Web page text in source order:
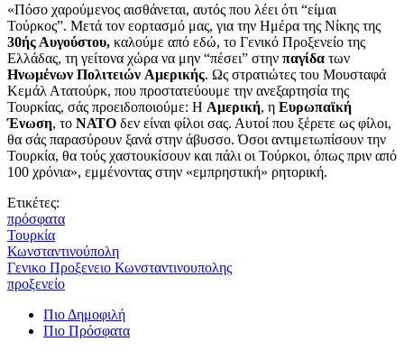
«Πόσο χαρούμενος αισθάνεται, αυτός που λέει ότι “είμαι
Τούρκος”. Μετά τον εορτασμό μας, για την Ημέρα της Νίκης της
30ής Αυγούστου, καλούμε από εδώ, το Γενικό Προξενείο της
Ελλάδας, τη γείτονα χώρα να μην “πέσει” στην παγίδα των
Ηνωμένων Πολιτειών Αμερικής. Ως στρατιώτες του Μουσταφά
Κεμάλ Ατατούρκ, που προστατεύουμε την ανεξαρτησία της
Τουρκίας, σάς προειδοποιούμε: Η Αμερική, η Ευρωπαϊκή
Ένωση, το ΝΑΤΟ δεν είναι φίλοι σας. Αυτοί που ξέρετε ως φίλοι,
θα σάς παρασύρουν ξανά στην άβυσσο. Όσοι αντιμετωπίσουν την
Τουρκία, θα τούς χαστουκίσουν και πάλι οι Τούρκοι, όπως πριν από
100 χρόνια», εμμένοντας στην «εμπρηστική» ρητορική.
Ετικέτες:
πρόσφατα
Τουρκία
Κωνσταντινούπολη
Γενικο Προξενειο Κωνσταντινουπολης
προξενείο
Πιο Δημοφιλή
Πιο Πρόσφατα